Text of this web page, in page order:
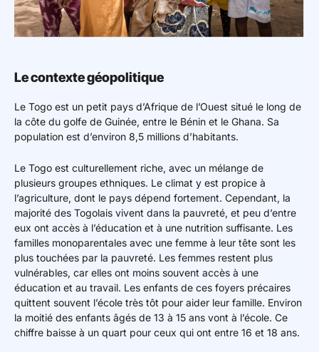
Le contexte géopolitique
Le Togo est un petit pays d’Afrique de l’Ouest situé le long de
la côte du golfe de Guinée, entre le Bénin et le Ghana. Sa
population est d’environ 8,5 millions d’habitants.
Le Togo est culturellement riche, avec un mélange de
plusieurs groupes ethniques. Le climat y est propice à
l’agriculture, dont le pays dépend fortement. Cependant, la
majorité des Togolais vivent dans la pauvreté, et peu d’entre
eux ont accès à l’éducation et à une nutrition suffisante. Les
familles monoparentales avec une femme à leur tête sont les
plus touchées par la pauvreté. Les femmes restent plus
vulnérables, car elles ont moins souvent accès à une
éducation et au travail. Les enfants de ces foyers précaires
quittent souvent l’école très tôt pour aider leur famille. Environ
la moitié des enfants âgés de 13 à 15 ans vont à l’école. Ce
chiffre baisse à un quart pour ceux qui ont entre 16 et 18 ans.